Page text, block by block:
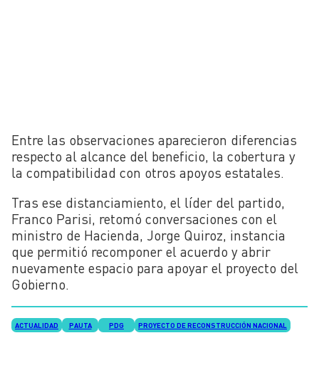
Entre las observaciones aparecieron diferencias
respecto al alcance del beneficio, la cobertura y
la compatibilidad con otros apoyos estatales.
Tras ese distanciamiento, el líder del partido,
Franco Parisi, retomó conversaciones con el
ministro de Hacienda, Jorge Quiroz, instancia
que permitió recomponer el acuerdo y abrir
nuevamente espacio para apoyar el proyecto del
Gobierno.
ACTUALIDAD PAUTA PDG PROYECTO DE RECONSTRUCCIÓN NACIONAL